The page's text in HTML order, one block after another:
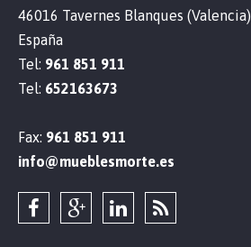
46016 Tavernes Blanques (Valencia)
España
Tel: 961 851 911
Tel: 652163673
Fax: 961 851 911
info@mueblesmorte.es